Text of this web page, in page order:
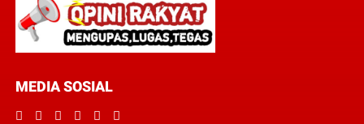
MEDIA SOSIAL